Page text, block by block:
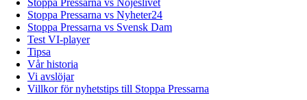
Stoppa Pressarna vs Nöjeslivet
Stoppa Pressarna vs Nyheter24
Stoppa Pressarna vs Svensk Dam
Test VI-player
Tipsa
Vår historia
Vi avslöjar
Villkor för nyhetstips till Stoppa Pressarna